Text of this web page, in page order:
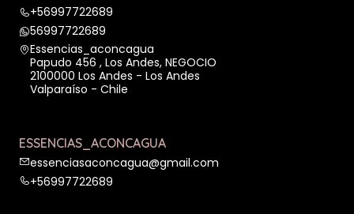
+56997722689
56997722689
Essencias_aconcagua
Papudo 456 , Los Andes, NEGOCIO
2100000 Los Andes - Los Andes
Valparaíso - Chile
ESSENCIAS_ACONCAGUA
essenciasaconcagua@gmail.com
+56997722689